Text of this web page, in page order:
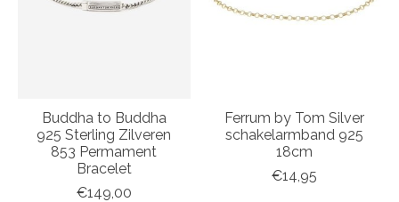
Buddha to Buddha
925 Sterling Zilveren
853 Permament
Bracelet
€149,00
Ferrum by Tom Silver
schakelarmband 925
18cm
€14,95